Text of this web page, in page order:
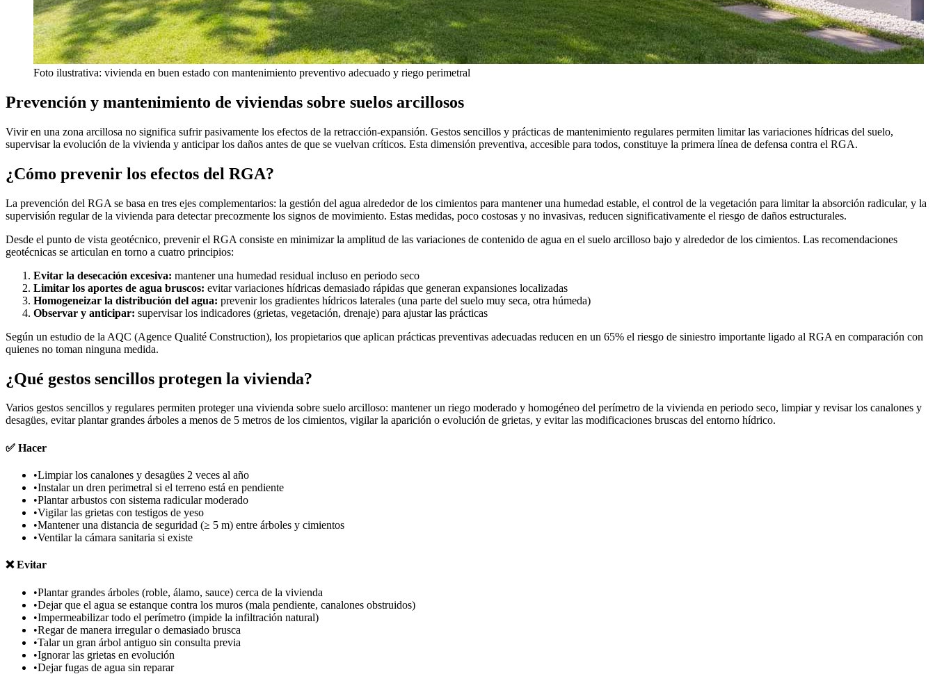
Foto ilustrativa: vivienda en buen estado con mantenimiento preventivo adecuado y riego perimetral
Prevención y mantenimiento de viviendas sobre suelos arcillosos
Vivir en una zona arcillosa no significa sufrir pasivamente los efectos de la retracción-expansión. Gestos sencillos y prácticas de mantenimiento regulares permiten limitar las variaciones hídricas del suelo,
supervisar la evolución de la vivienda y anticipar los daños antes de que se vuelvan críticos. Esta dimensión preventiva, accesible para todos, constituye la primera línea de defensa contra el RGA.
¿Cómo prevenir los efectos del RGA?
La prevención del RGA se basa en tres ejes complementarios: la gestión del agua alrededor de los cimientos para mantener una humedad estable, el control de la vegetación para limitar la absorción radicular, y la
supervisión regular de la vivienda para detectar precozmente los signos de movimiento. Estas medidas, poco costosas y no invasivas, reducen significativamente el riesgo de daños estructurales.
Desde el punto de vista geotécnico, prevenir el RGA consiste en minimizar la amplitud de las variaciones de contenido de agua en el suelo arcilloso bajo y alrededor de los cimientos. Las recomendaciones
geotécnicas se articulan en torno a cuatro principios:
Evitar la desecación excesiva: mantener una humedad residual incluso en periodo seco
Limitar los aportes de agua bruscos: evitar variaciones hídricas demasiado rápidas que generan expansiones localizadas
Homogeneizar la distribución del agua: prevenir los gradientes hídricos laterales (una parte del suelo muy seca, otra húmeda)
Observar y anticipar: supervisar los indicadores (grietas, vegetación, drenaje) para ajustar las prácticas
Según un estudio de la AQC (Agence Qualité Construction), los propietarios que aplican prácticas preventivas adecuadas reducen en un 65% el riesgo de siniestro importante ligado al RGA en comparación con
quienes no toman ninguna medida.
¿Qué gestos sencillos protegen la vivienda?
Varios gestos sencillos y regulares permiten proteger una vivienda sobre suelo arcilloso: mantener un riego moderado y homogéneo del perímetro de la vivienda en periodo seco, limpiar y revisar los canalones y
desagües, evitar plantar grandes árboles a menos de 5 metros de los cimientos, vigilar la aparición o evolución de grietas, y evitar las modificaciones bruscas del entorno hídrico.
✅ Hacer
•Limpiar los canalones y desagües 2 veces al año
•Instalar un dren perimetral si el terreno está en pendiente
•Plantar arbustos con sistema radicular moderado
•Vigilar las grietas con testigos de yeso
•Mantener una distancia de seguridad (≥ 5 m) entre árboles y cimientos
•Ventilar la cámara sanitaria si existe
❌Evitar
•Plantar grandes árboles (roble, álamo, sauce) cerca de la vivienda
•Dejar que el agua se estanque contra los muros (mala pendiente, canalones obstruidos)
•Impermeabilizar todo el perímetro (impide la infiltración natural)
•Regar de manera irregular o demasiado brusca
•Talar un gran árbol antiguo sin consulta previa
•Ignorar las grietas en evolución
•Dejar fugas de agua sin reparar